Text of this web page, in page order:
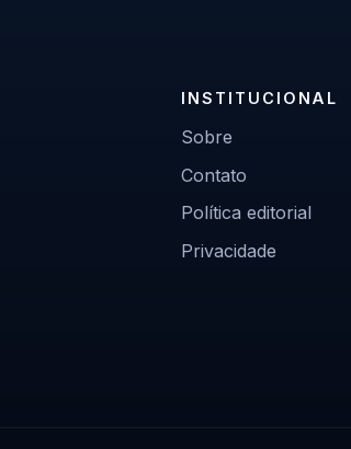
INSTITUCIONAL
Sobre
Contato
Política editorial
Privacidade